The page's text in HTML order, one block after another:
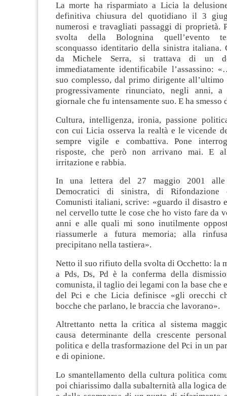
La morte ha risparmiato a Licia la
definitiva chiusura del quotidiano il 3
numerosi e travagliati passaggi di proprietà.
svolta della Bolognina quell’evento
sconquasso identitario della sinistra italiana.
da Michele Serra, si trattava di un
immediatamente identificabile l’assassino:
suo complesso, dal primo dirigente all’ultimo
progressivamente rinunciato, negli anni,
giornale che fu intensamente suo. E ha smesso
Cultura, intelligenza, ironia, passione
con cui Licia osserva la realtà e le vicende
sempre vigile e combattiva. Pone
risposte, che però non arrivano mai. E
irritazione e rabbia.
In una lettera del 27 maggio 2001
Democratici di sinistra, di Rifondazione
Comunisti italiani, scrive: «guardo il disastro
nel cervello tutte le cose che ho visto fare da
anni e alle quali mi sono inutilmente
riassumerle a futura memoria; alla
precipitano nella tastiera».
Netto il suo rifiuto della svolta di Occhetto: la
a Pds, Ds, Pd è la conferma della
comunista, il taglio dei legami con la base che
del Pci e che Licia definisce «gli orecchi
bocche che parlano, le braccia che lavorano».
Altrettanto netta la critica al sistema
causa determinante della crescente
politica e della trasformazione del Pci in un
e di opinione.
Lo smantellamento della cultura politica
poi chiarissimo dalla subalternità alla logica